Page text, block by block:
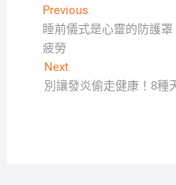
文
章
導
覽
PreviousPrevious
post:
睡前儀式是心靈的防護
疲勞
NextNext
post:
別讓發炎偷走健康！8種